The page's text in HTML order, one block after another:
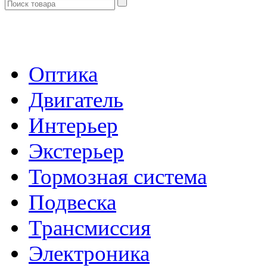
Оптика
Двигатель
Интерьер
Экстерьер
Тормозная система
Подвеска
Трансмиссия
Электроника